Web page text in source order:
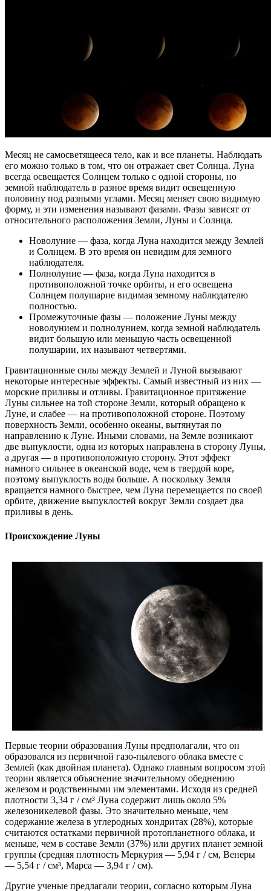
Месяц не самосветящееся тело, как и все планеты. Наблюдать
его можно только в том, что он отражает свет Солнца. Луна
всегда освещается Солнцем только с одной стороны, но
земной наблюдатель в разное время видит освещенную
половину под разными углами. Месяц меняет свою видимую
форму, и эти изменения называют фазами. Фазы зависят от
относительного расположения Земли, Луны и Солнца.
Новолуние — фаза, когда Луна находится между Землей
и Солнцем. В это время он невидим для земного
наблюдателя.
Полнолуние — фаза, когда Луна находится в
противоположной точке орбиты, и его освещена
Солнцем полушарие видимая земному наблюдателю
полностью.
Промежуточные фазы — положение Луны между
новолунием и полнолунием, когда земной наблюдатель
видит большую или меньшую часть освещенной
полушарии, их называют четвертями.
Гравитационные силы между Землей и Луной вызывают
некоторые интересные эффекты. Самый известный из них —
морские приливы и отливы. Гравитационное притяжение
Луны сильнее на той стороне Земли, который обращено к
Луне, и слабее — на противоположной стороне. Поэтому
поверхность Земли, особенно океаны, вытянутая по
направлению к Луне. Иными словами, на Земле возникают
две выпуклости, одна из которых направлена ​​в сторону Луны,
а другая — в противоположную сторону. Этот эффект
намного сильнее в океанской воде, чем в твердой коре,
поэтому выпуклость воды больше. А поскольку Земля
вращается намного быстрее, чем Луна перемещается по своей
орбите, движение выпуклостей вокруг Земли создает два
приливы в день.
Происхождение Луны
Первые теории образования Луны предполагали, что он
образовался из первичной газо-пылевого облака вместе с
Землей (как двойная планета). Однако главным вопросом этой
теории является объяснение значительному обеднению
железом и родственными им элементами. Исходя из средней
плотности 3,34 г / см³ Луна содержит лишь около 5%
железоникелевой фазы. Это значительно меньше, чем
содержание железа в углеродных хондритах (28%), которые
считаются остатками первичной протопланетного облака, и
меньше, чем в составе Земли (37%) или других планет земной
группы (средняя плотность Меркурия — 5,94 г / см, Венеры
— 5,54 г / см³, Марса — 3,94 г / см).
Другие ученые предлагали теории, согласно которым Луна